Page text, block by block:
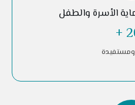
الأسرة والطفل
+